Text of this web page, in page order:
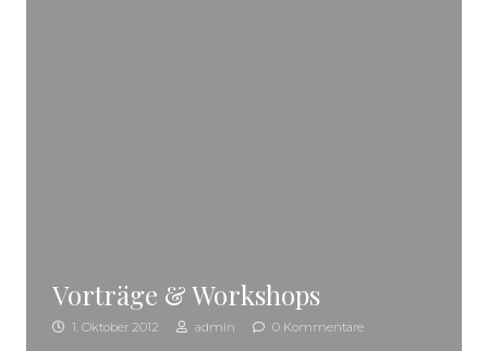
Vorträge & Workshops
1. Oktober 2012 admin 0 Kommentare